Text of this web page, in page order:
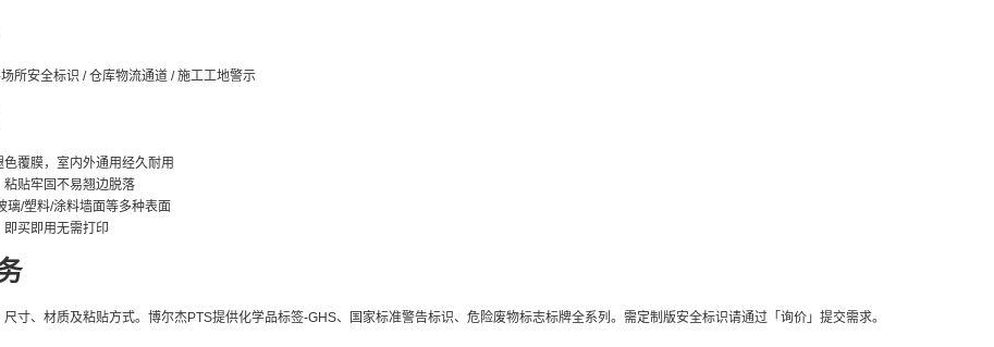
所安全标识 / 仓库物流通道 / 施工工地警示
覆膜，室内外通用经久耐用
粘贴牢固不易翘边脱落
璃/塑料/涂料墙面等多种表面
买即用无需打印
寸、材质及粘贴方式。博尔杰PTS提供化学品标签-GHS、国家标准警告标识、危险废物标志标牌全系列。需定制版安全标识请通过「询价」提交需求。